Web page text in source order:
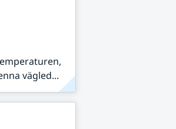
vägled...